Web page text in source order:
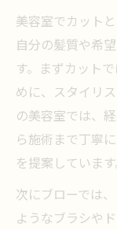
美容室でカット
自分の髪質や希
す。まずカット
めに、スタイリ
の美容室では、
ら施術まで丁寧
を提案しています
次にブローでは
ようなブラシや